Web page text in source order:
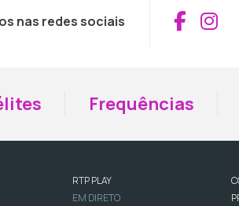
nas redes sociais
Frequências
RTP PLAY
EM DIRETO